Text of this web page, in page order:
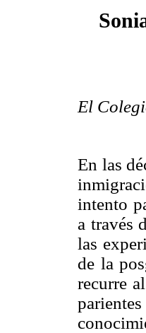
El
En las
intento
a través
las
de la
recurre